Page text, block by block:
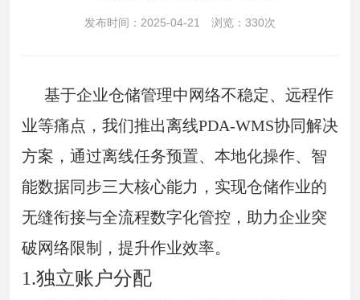
发布时间：2025-04-21 浏览：330次
基于企业仓储管理中网络不稳定、远程作
业等痛点，我们推出离线PDA-WMS协同解决
方案，通过离线任务预置、本地化操作、智
能数据同步三大核心能力，实现仓储作业的
无缝衔接与全流程数字化管控，助力企业突
破网络限制，提升作业效率。
1.独立账户分配